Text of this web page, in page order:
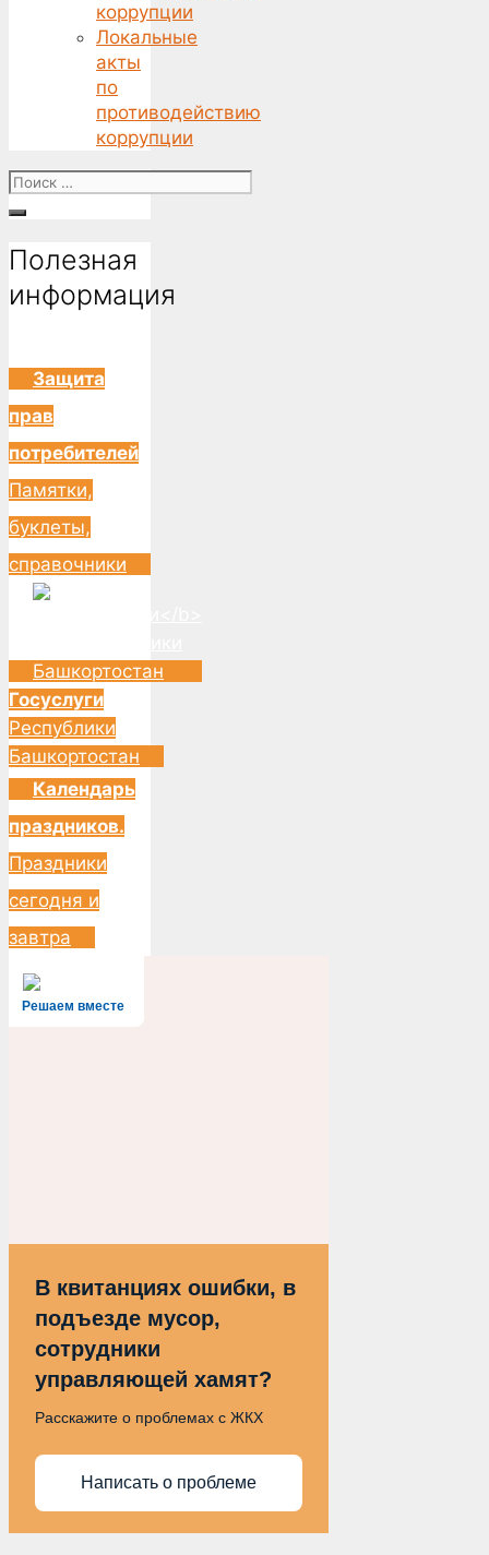
коррупции
Локальные
акты
по
противодействию
коррупции
Поиск
for:
Полезная
информация
Защита
прав
потребителей
Памятки,
буклеты,
справочники
Госуслуги
Республики
Башкортостан
Календарь
праздников.
Праздники
сегодня и
завтра
Решаем вместе
В квитанциях ошибки, в
подъезде мусор,
сотрудники
управляющей хамят?
Расскажите о проблемах с ЖКХ
Написать о проблеме